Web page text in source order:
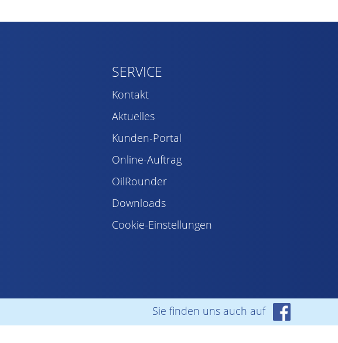
SERVICE
Kontakt
Aktuelles
Kunden-Portal
Online-Auftrag
OilRounder
Downloads
Cookie-Einstellungen
Sie finden uns auch auf